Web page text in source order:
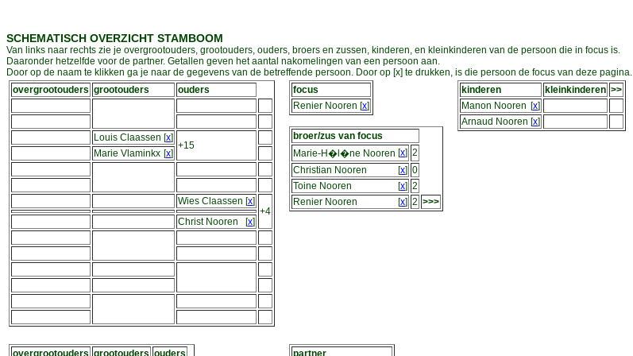
SCHEMATISCH OVERZICHT STAMBOOM
Van links naar rechts zie je overgrootouders, grootouders, ouders, broers en zussen, kinderen, en kleinkinderen van de persoon die in focus is.
Daaronder hetzelfde voor de partner. Getallen geven het aantal nakomelingen van een persoon aan.
Door op de naam te klikken ga je naar de gegevens van de betreffende persoon. Door op [x] te drukken, is die persoon de focus van deze pagina.
overgrootouders grootouders ouders
Louis Claassen [x]
+15
Marie Vlaminkx [x]
Wies Claassen [x]
+4
Christ Nooren
[x]
focus
Renier Nooren [x]
broer/zus van focus
Marie-H�l�ne Nooren [x] 2
Christian Nooren
[x] 0
Toine Nooren
[x] 2
Renier Nooren
[x] 2 >>>
kinderen kleinkinderen >>
Manon Nooren [x]
Arnaud Nooren [x]
overgrootouders grootouders ouders
partner